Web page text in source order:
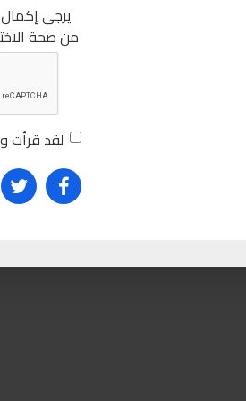
يرجى
من صحة
لقد قرأت
grip